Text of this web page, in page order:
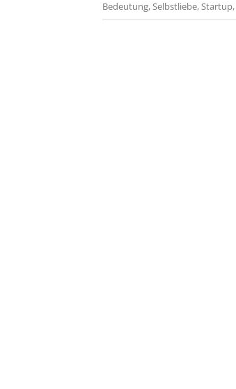
Bedeutung,Selbstliebe,Startup,